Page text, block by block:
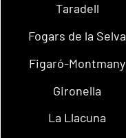
Taradell
Fogars de la Selva
Figaró-Montmany
Gironella
La Llacuna